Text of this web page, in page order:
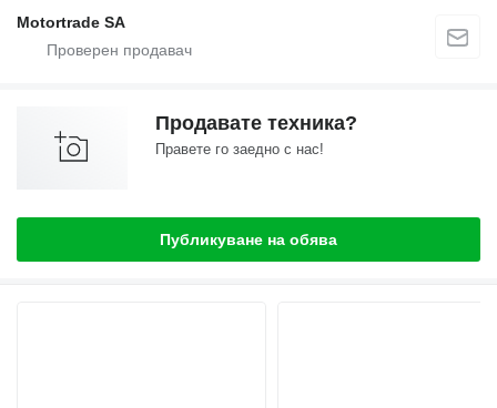
Motortrade SA
Продавате техника?
Правете го заедно с нас!
Публикуване на обява